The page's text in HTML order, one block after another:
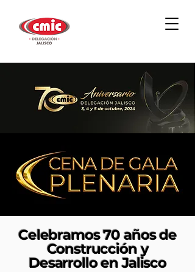
Celebramos 70 años de
Construcción y
Desarrollo en Jalisco